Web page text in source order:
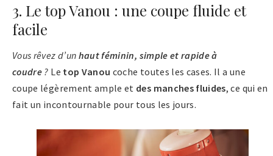
3. Le top Vanou : une coupe fluide et
facile
Vous rêvez d’un haut féminin, simple et rapide à
coudre ? Le top Vanou coche toutes les cases. Il a une
coupe légèrement ample et des manches fluides, ce qui en
fait un incontournable pour tous les jours​.